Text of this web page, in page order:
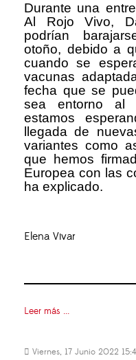
Durante una
Al Rojo Vivo,
podrían
otoño, debido a
cuando se
vacunas
fecha que se
sea entorno al
estamos
llegada de
variantes como
que hemos
Europea con las
ha explicado.
Elena Vivar
Leer más ...
Viernes, 17 Junio 2022